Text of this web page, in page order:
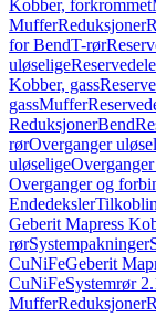
Kobber, forkrommet
MufferReduksjoner
for BendT-rør
uløselige
Kobber, gass
gassMuffer
ReduksjonerBend
rørOverganger
uløselige
Overganger og
Endedeksler
Geberit Mapress
rørSystempakninger
CuNiFeGeberit
CuNiFeSystemrør
MufferReduksjoner